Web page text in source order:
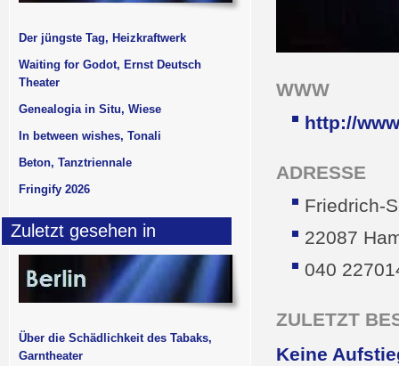
WWW
http://
ADRESSE
Friedrich-
22087
040
ZULETZT
Keine
Der jüngste Tag, Heizkraftwerk
Waiting for Godot, Ernst Deutsch
Theater
Genealogia in Situ, Wiese
In between wishes, Tonali
Beton, Tanztriennale
Fringify 2026
Zuletzt gesehen in
Über die Schädlichkeit des Tabaks,
Garntheater